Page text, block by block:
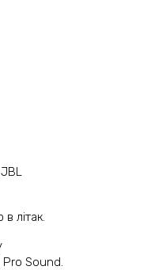
літак.
Pro Sound.